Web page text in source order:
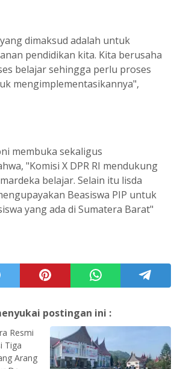
dimaksud adalah untuk
pendidikan kita. Kita berusaha
belajar sehingga perlu proses
mengimplementasikannya",
membuka sekaligus
"Komisi X DPR RI mendukung
belajar. Selain itu lisda
Beasiswa PIP untuk
yang ada di Sumatera Barat"
postingan ini :